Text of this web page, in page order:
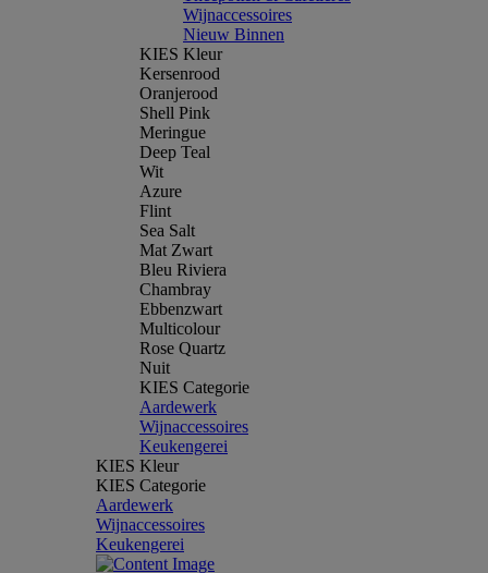
Wijnaccessoires
Nieuw Binnen
KIES Kleur
Kersenrood
Oranjerood
Shell Pink
Meringue
Deep Teal
Wit
Azure
Flint
Sea Salt
Mat Zwart
Bleu Riviera
Chambray
Ebbenzwart
Multicolour
Rose Quartz
Nuit
KIES Categorie
Aardewerk
Wijnaccessoires
Keukengerei
KIES Kleur
KIES Categorie
Aardewerk
Wijnaccessoires
Keukengerei